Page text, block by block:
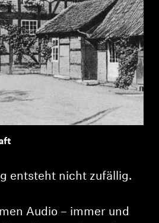
entsteht nicht zufällig.
Audio – immer und